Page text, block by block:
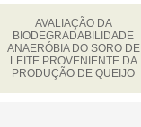
AVALIAÇÃO DA
BIODEGRADABILIDADE
ANAERÓBIA DO SORO DE
LEITE PROVENIENTE DA
PRODUÇÃO DE QUEIJO